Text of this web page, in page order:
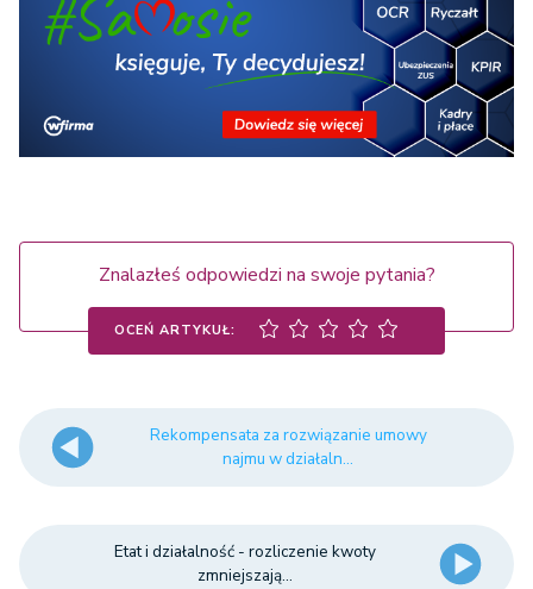
Znalazłeś odpowiedzi na swoje pytania?
OCEŃ ARTYKUŁ:
Rekompensata za rozwiązanie umowy
najmu w działaln...
Etat i działalność - rozliczenie kwoty
zmniejszają...